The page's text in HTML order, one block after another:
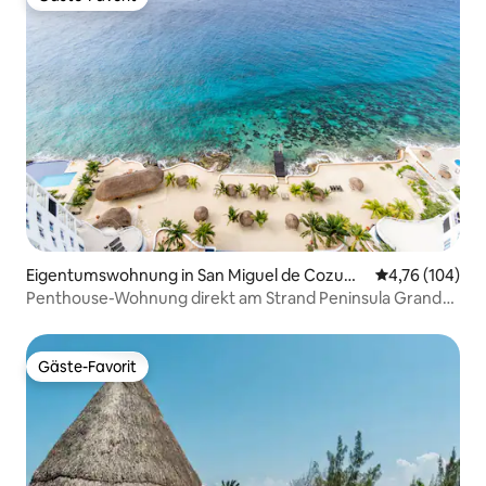
Gäste-Favorit
Eigentumswohnung in San Miguel de Cozum
el
4,76 (104)
Penthouse-Wohnung direkt am Strand Peninsula Grand
Gäste-Favorit
Gäste-Favorit